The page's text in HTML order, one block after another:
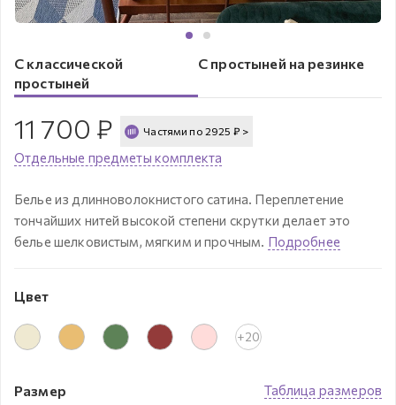
С классической
простыней
С простыней на резинке
11 700 ₽ Частями по 2925 ₽ >
Отдельные предметы комплекта
Белье из длинноволокнистого сатина. Переплетение
тончайших нитей высокой степени скрутки делает это
белье шелковистым, мягким и прочным. Подробнее
Цвет
+20
Таблица размеров
Размер